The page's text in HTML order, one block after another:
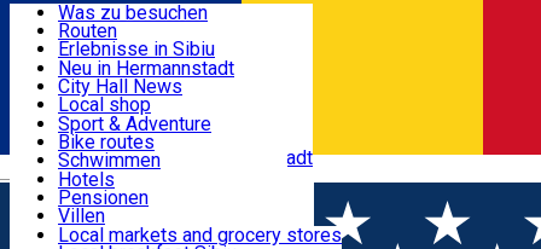
Română
Nützliche informationen
Aktivitäten & Abenteuer
Unterkunft
Essen, Getränke & Nachtleben
Was zu besuchen
Routen
Erlebnisse in Sibiu
Podcast
Kultur
Museen
Kirchen
Parks, Zoo
Im Umkreis von Hermannstadt
Neu in Hermannstadt
City Hall News
Local shop
Sibiu Handwerker
Sibiul Verde
Public services
Bildung
Wie komme ich nach Sibiu?
Touristeninfo
Reiseführer
Sport & Adventure
Bike routes
Schwimmen
Reiten
Fitnessstudio
Loc de joacă indoor
Loc de joacă outdoor
Hotels
Pensionen
Villen
Hostels
Local markets and grocery stores